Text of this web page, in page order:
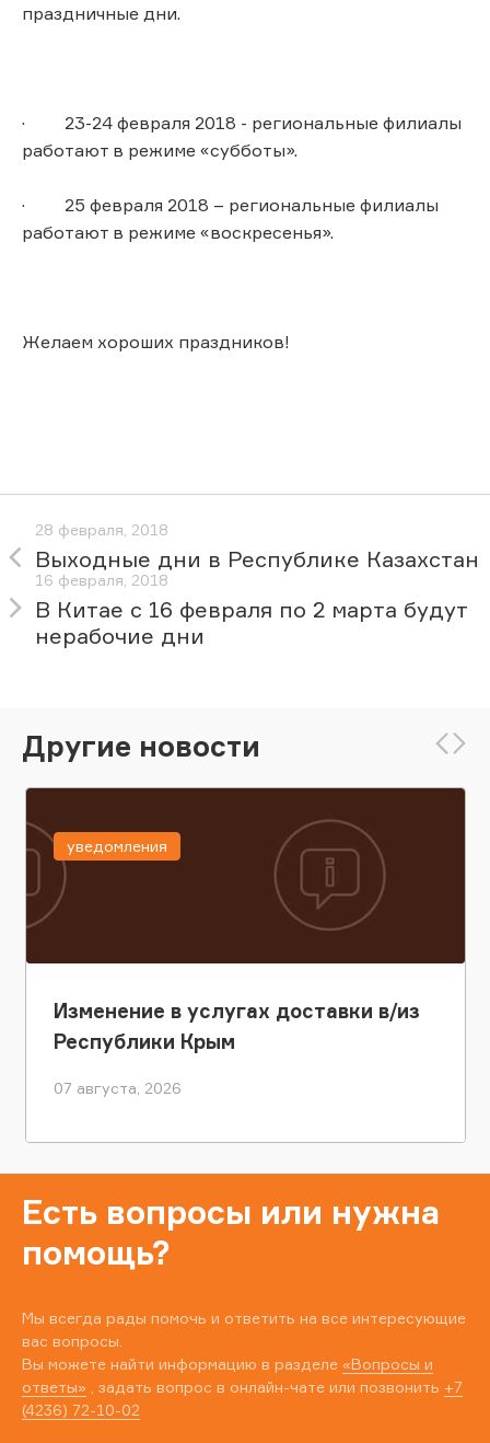
праздничные дни.
· 23-24 февраля 2018 - региональные филиалы
работают в режиме «субботы».
· 25 февраля 2018 – региональные филиалы
работают в режиме «воскресенья».
Желаем хороших праздников!
28 февраля, 2018
Выходные дни в Республике Казахстан
16 февраля, 2018
В Китае с 16 февраля по 2 марта будут
нерабочие дни
Другие новости
Изменение в услугах доставки в/из
Республики Крым
07 августа, 2026
уведомления
Есть вопросы или нужна
помощь?
Мы всегда рады помочь и ответить на все интересующие
вас вопросы.
Вы можете найти информацию в разделе «Вопросы и
ответы» , задать вопрос в онлайн-чате или позвонить +7
(4236) 72-10-02